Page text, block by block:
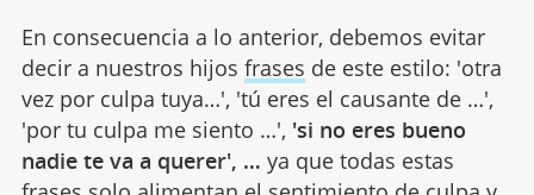
En consecuencia a lo anterior, debemos evitar
decir a nuestros hijos frases de este estilo: 'otra
vez por culpa tuya…', 'tú eres el causante de …',
'por tu culpa me siento …', 'si no eres bueno
nadie te va a querer', … ya que todas estas